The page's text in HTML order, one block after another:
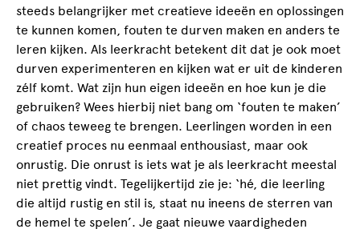
steeds belangrijker met creatieve ideeën en oplossingen
te kunnen komen, fouten te durven maken en anders te
leren kijken. Als leerkracht betekent dit dat je ook moet
durven experimenteren en kijken wat er uit de kinderen
zélf komt. Wat zijn hun eigen ideeën en hoe kun je die
gebruiken? Wees hierbij niet bang om ‘fouten te maken’
of chaos teweeg te brengen. Leerlingen worden in een
creatief proces nu eenmaal enthousiast, maar ook
onrustig. Die onrust is iets wat je als leerkracht meestal
niet prettig vindt. Tegelijkertijd zie je: ‘hé, die leerling
die altijd rustig en stil is, staat nu ineens de sterren van
de hemel te spelen’. Je gaat nieuwe vaardigheden